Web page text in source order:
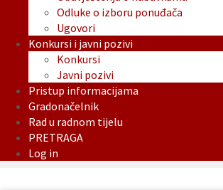
Odluke o izboru ponuđača
Ugovori
Konkursi i javni pozivi
Konkursi
Javni pozivi
Pristup informacijama
Gradonačelnik
Rad u radnom tijelu
PRETRAGA
Log in